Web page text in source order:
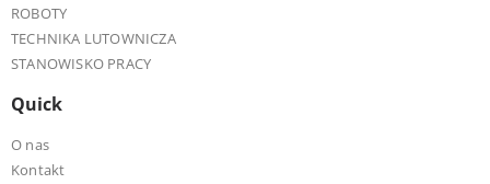
ROBOTY
TECHNIKA LUTOWNICZA
STANOWISKO PRACY
Quick
O nas
Kontakt